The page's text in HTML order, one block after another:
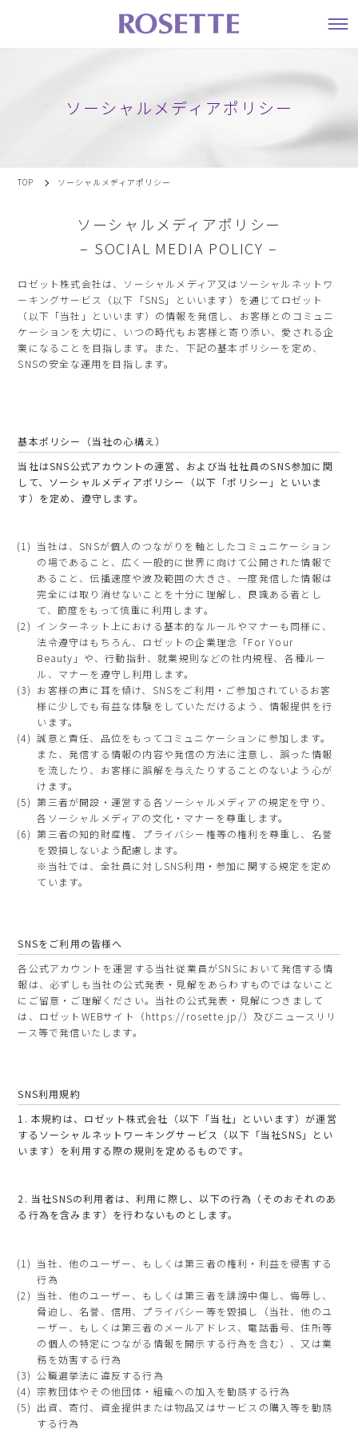
ソーシャルメディアポリシー
TOP ソーシャルメディアポリシー
ソーシャルメディアポリシー
– SOCIAL MEDIA POLICY –
ロゼット株式会社は、ソーシャルメディア又はソーシャルネットワ
ーキングサービス（以下「SNS」といいます）を通じてロゼット
（以下「当社」といいます）の情報を発信し、お客様とのコミュニ
ケーションを大切に、いつの時代もお客様と寄り添い、愛される企
業になることを目指します。また、下記の基本ポリシーを定め、
SNSの安全な運用を目指します。
基本ポリシー（当社の心構え）
当社はSNS公式アカウントの運営、および当社社員のSNS参加に関
して、ソーシャルメディアポリシー（以下「ポリシー」といいま
す）を定め、遵守します。
当社は、SNSが個人のつながりを軸としたコミュニケーション
の場であること、広く一般的に世界に向けて公開された情報で
あること、伝播速度や波及範囲の大きさ、一度発信した情報は
完全には取り消せないことを十分に理解し、良識ある者とし
て、節度をもって慎重に利用します。
インターネット上における基本的なルールやマナーも同様に、
法令遵守はもちろん、ロゼットの企業理念「For Your
Beauty」や、行動指針、就業規則などの社内規程、各種ルー
ル、マナーを遵守し利用します。
お客様の声に耳を傾け、SNSをご利用・ご参加されているお客
様に少しでも有益な体験をしていただけるよう、情報提供を行
います。
誠意と責任、品位をもってコミュニケーションに参加します。
また、発信する情報の内容や発信の方法に注意し、誤った情報
を流したり、お客様に誤解を与えたりすることのないよう心が
けます。
第三者が開設・運営する各ソーシャルメディアの規定を守り、
各ソーシャルメディアの文化・マナーを尊重します。
第三者の知的財産権、プライバシー権等の権利を尊重し、名誉
を毀損しないよう配慮します。
※当社では、全社員に対しSNS利用・参加に関する規定を定め
ています。
SNSをご利用の皆様へ
各公式アカウントを運営する当社従業員がSNSにおいて発信する情
報は、必ずしも当社の公式発表・見解をあらわすものではないこと
にご留意・ご理解ください。当社の公式発表・見解につきまして
は、ロゼットWEBサイト（https://rosette.jp/）及びニュースリリ
ース等で発信いたします。
SNS利用規約
1. 本規約は、ロゼット株式会社（以下「当社」といいます）が運営
するソーシャルネットワーキングサービス（以下「当社SNS」とい
います）を利用する際の規則を定めるものです。
2. 当社SNSの利用者は、利用に際し、以下の行為（そのおそれのあ
る行為を含みます）を行わないものとします。
当社、他のユーザー、もしくは第三者の権利・利益を侵害する
行為
当社、他のユーザー、もしくは第三者を誹謗中傷し、侮辱し、
脅迫し、名誉、信用、プライバシー等を毀損し（当社、他のユ
ーザー、もしくは第三者のメールアドレス、電話番号、住所等
の個人の特定につながる情報を開示する行為を含む）、又は業
務を妨害する行為
公職選挙法に違反する行為
宗教団体やその他団体・組織への加入を勧誘する行為
出資、寄付、資金提供または物品又はサービスの購入等を勧誘
する行為